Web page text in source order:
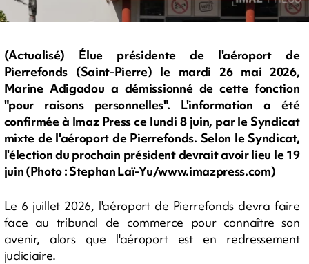
(Actualisé) Élue présidente de l'aéroport de
Pierrefonds (Saint-Pierre) le mardi 26 mai 2026,
Marine Adigadou a démissionné de cette fonction
"pour raisons personnelles". L'information a été
confirmée à Imaz Press ce lundi 8 juin, par le Syndicat
mixte de l'aéroport de Pierrefonds. Selon le Syndicat,
l'élection du prochain président devrait avoir lieu le 19
juin (Photo : Stephan Laï-Yu/www.imazpress.com)
Le 6 juillet 2026, l'aéroport de Pierrefonds devra faire
face au tribunal de commerce pour connaître son
avenir, alors que l'aéroport est en redressement
judiciaire.